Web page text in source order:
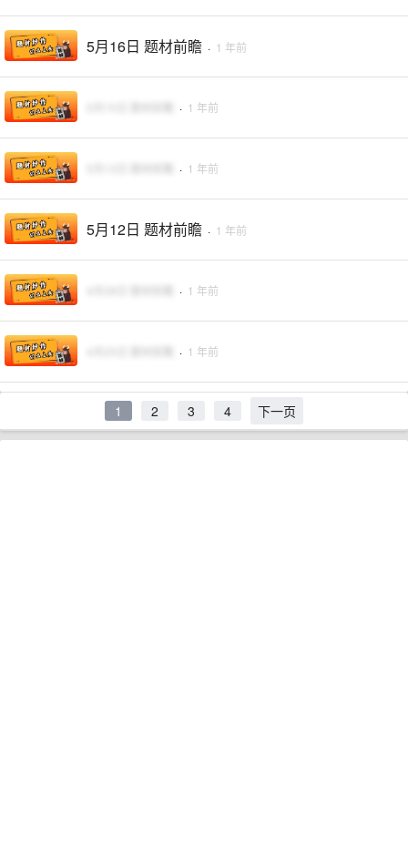
5月16日 题材前瞻 · 1 年前
· 1 年前
· 1 年前
5月12日 题材前瞻 · 1 年前
· 1 年前
· 1 年前
1 2 3 4 下一页